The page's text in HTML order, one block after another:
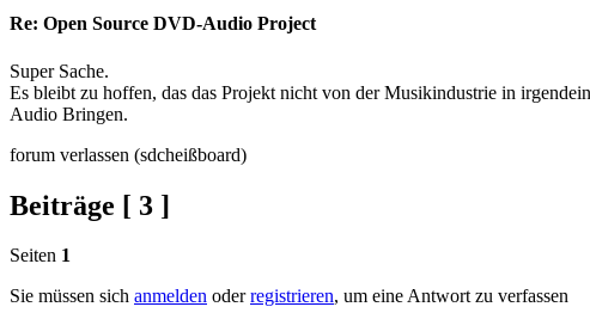
Re: Open Source DVD-Audio Project
Super Sache.
Es bleibt zu hoffen, das das Projekt nicht von der Musikindustrie in
Audio Bringen.
forum verlassen (sdcheißboard)
Beiträge [ 3 ]
Seiten 1
Sie müssen sich anmelden oderregistrieren, um eine Antwort zu verfassen